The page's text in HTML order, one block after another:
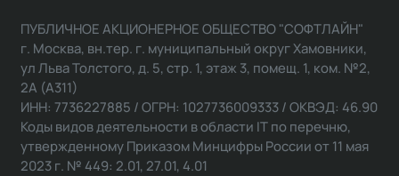
ПУБЛИЧНОЕ АКЦИОНЕРНОЕ ОБЩЕСТВО "СОФТЛАЙН"
г. Москва, вн.тер. г. муниципальный округ Хамовники,
ул Льва Толстого, д. 5, стр. 1, этаж 3, помещ. 1, ком. №2,
2А (А311)
ИНН: 7736227885 / ОГРН: 1027736009333 / ОКВЭД: 46.90
Коды видов деятельности в области IT по перечню,
утвержденному Приказом Минцифры России от 11 мая
2023 г. № 449: 2.01, 27.01, 4.01